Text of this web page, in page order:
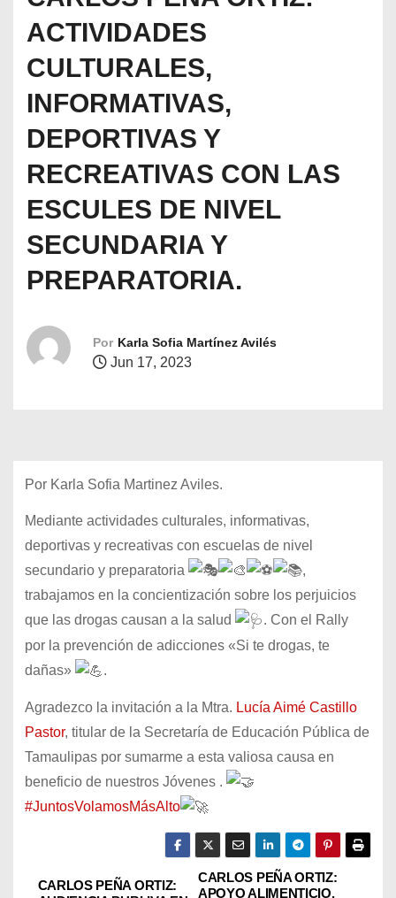
ACTIVIDADES
CULTURALES,
INFORMATIVAS,
DEPORTIVAS Y
RECREATIVAS CON LAS
ESCULES DE NIVEL
SECUNDARIA Y
PREPARATORIA.
Por Karla Sofia Martínez Avilés
Jun 17, 2023
Por Karla Sofia Martinez Aviles.
Mediante actividades culturales, informativas,
deportivas y recreativas con escuelas de nivel
secundario y preparatoria
,
trabajamos en la concientización sobre los perjuicios
que las drogas causan a la salud
. Con el Rally
por la prevención de adicciones «Si te drogas, te
dañas»
.
Agradezco la invitación a la Mtra. Lucía Aimé Castillo
Pastor, titular de la Secretaría de Educación Pública de
Tamaulipas por sumarme a esta valiosa causa en
beneficio de nuestros Jóvenes .
#JuntosVolamosMásAlto
N
CARLOS PEÑA ORTIZ:
APOYO ALIMENTICIO,
CARLOS PEÑA ORTIZ: